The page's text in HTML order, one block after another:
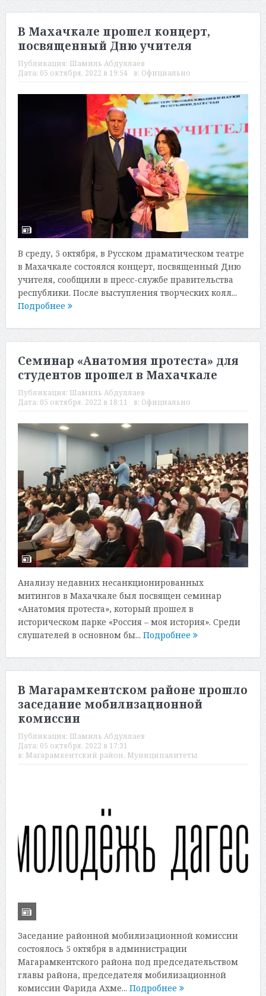
В Махачкале прошел концерт,
посвященный Дню учителя
Публикация: Шамиль Абдуллаев
Дата: 05 октября, 2022 в 19:54 в: Официально
В среду, 5 октября, в Русском драматическом театре
в Махачкале состоялся концерт, посвященный Дню
учителя, сообщили в пресс-службе правительства
республики. После выступления творческих колл...
Подробнее
Семинар «Анатомия протеста» для
студентов прошел в Махачкале
Публикация: Шамиль Абдуллаев
Дата: 05 октября, 2022 в 18:11 в: Официально
Анализу недавних несанкционированных
митингов в Махачкале был посвящен семинар
«Анатомия протеста», который прошел в
историческом парке «Россия – моя история». Среди
слушателей в основном бы... Подробнее
В Магарамкентском районе прошло
заседание мобилизационной
комиссии
Публикация: Шамиль Абдуллаев
Дата: 05 октября, 2022 в 17:31
в: Магарамкентский район, Муниципалитеты
Заседание районной мобилизационной комиссии
состоялось 5 октября в администрации
Магарамкентского района под председательством
главы района, председателя мобилизационной
комиссии Фарида Ахме... Подробнее